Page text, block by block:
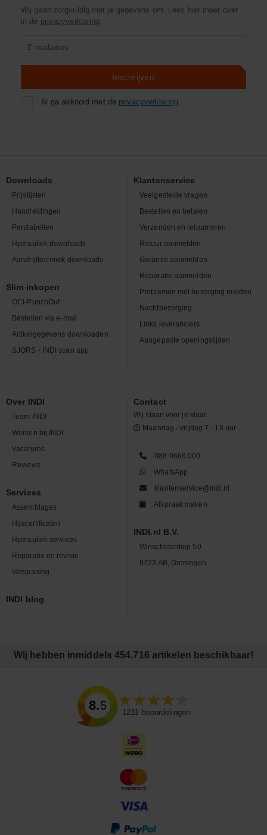
Wij gaan zorgvuldig met je gegevens om. Lees hier meer over
in de privacyverklaring.
Inschrijven
Ik ga akkoord met de privacyverklaring.
Downloads
Prijslijsten
Handleidingen
Perstabellen
Hydrauliek downloads
Aandrijftechniek downloads
Slim inkopen
OCI-PunchOut
Bestellen via e-mail
Artikelgegevens downloaden
SJORS - INDI scan app
Klantenservice
Veelgestelde vragen
Bestellen en betalen
Verzenden en retourneren
Retour aanmelden
Garantie aanmelden
Reparatie aanmelden
Problemen met bezorging melden
Nachtbezorging
Links leveranciers
Aangepaste openingstijden
Over INDI
Team INDI
Werken bij INDI
Vacatures
Reviews
Services
Assemblages
Hijscertificaten
Hydrauliek services
Reparatie en revisie
Verspaning
INDI blog
Contact
Wij staan voor je klaar.
Maandag - vrijdag 7 - 18 uur
088 0666 000
WhatsApp
klantenservice@indi.nl
Afspraak maken
INDI.nl B.V.
Winschoterdiep 50
9723 AB, Groningen
Wij hebben inmiddels 454.716 artikelen beschikbaar!
8.5
1231 beoordelingen